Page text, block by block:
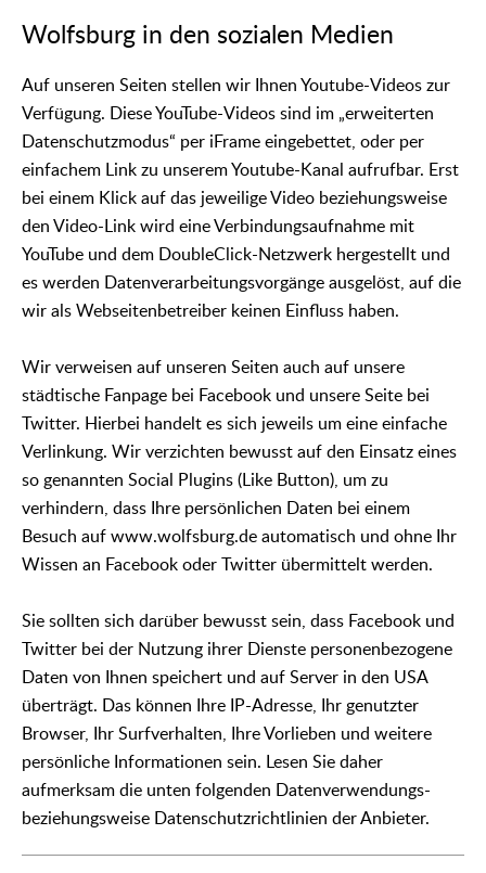
Wolfsburg in den sozialen Medien
Auf unseren Seiten stellen wir Ihnen Youtube-Videos zur
Verfügung. Diese YouTube-Videos sind im „erweiterten
Datenschutzmodus“ per iFrame eingebettet, oder per
einfachem Link zu unserem Youtube-Kanal aufrufbar. Erst
bei einem Klick auf das jeweilige Video beziehungsweise
den Video-Link wird eine Verbindungsaufnahme mit
YouTube und dem DoubleClick-Netzwerk hergestellt und
es werden Datenverarbeitungsvorgänge ausgelöst, auf die
wir als Webseitenbetreiber keinen Einfluss haben.
Wir verweisen auf unseren Seiten auch auf unsere
städtische Fanpage bei Facebook und unsere Seite bei
Twitter. Hierbei handelt es sich jeweils um eine einfache
Verlinkung. Wir verzichten bewusst auf den Einsatz eines
so genannten Social Plugins (Like Button), um zu
verhindern, dass Ihre persönlichen Daten bei einem
Besuch auf www.wolfsburg.de automatisch und ohne Ihr
Wissen an Facebook oder Twitter übermittelt werden.
Sie sollten sich darüber bewusst sein, dass Facebook und
Twitter bei der Nutzung ihrer Dienste personenbezogene
Daten von Ihnen speichert und auf Server in den USA
überträgt. Das können Ihre IP-Adresse, Ihr genutzter
Browser, Ihr Surfverhalten, Ihre Vorlieben und weitere
persönliche Informationen sein. Lesen Sie daher
aufmerksam die unten folgenden Datenverwendungs-
beziehungsweise Datenschutzrichtlinien der Anbieter.